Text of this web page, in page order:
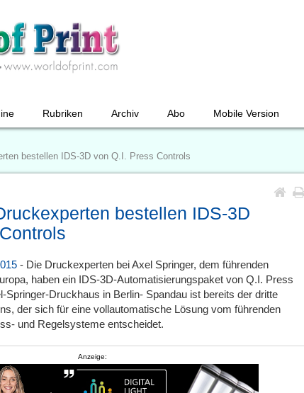
Rubriken Archiv Abo Mobile Version
bestellen IDS-3D von Q.I. Press Controls
bestellen IDS-3D
- Die Druckexperten bei Axel Springer, dem führenden
haben ein IDS-3D-Automatisierungspaket von Q.I. Press
Springer-Druckhaus in Berlin- Spandau ist bereits der dritte
der sich für eine vollautomatische Lösung vom führenden
und Regelsysteme entscheidet.
Anzeige: